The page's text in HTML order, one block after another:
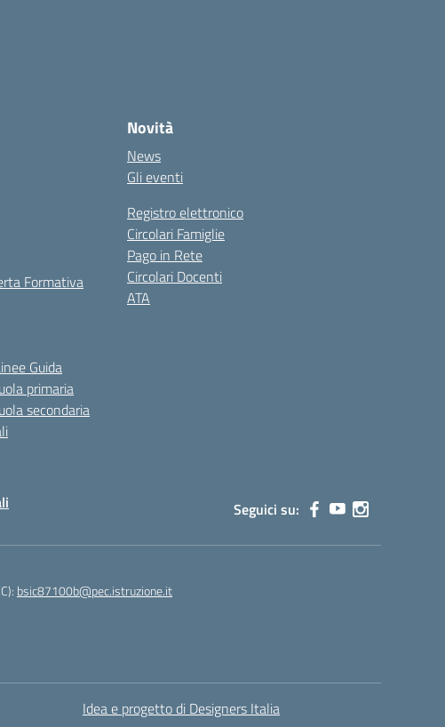
Formativa
Guida
primaria
secondaria
Novità
News
Gli eventi
Registro elettronico
Circolari Famiglie
Pago in Rete
Circolari Docenti
ATA
Seguici su:
bsic87100b@pec.istruzione.it
Idea e progetto di Designers Italia